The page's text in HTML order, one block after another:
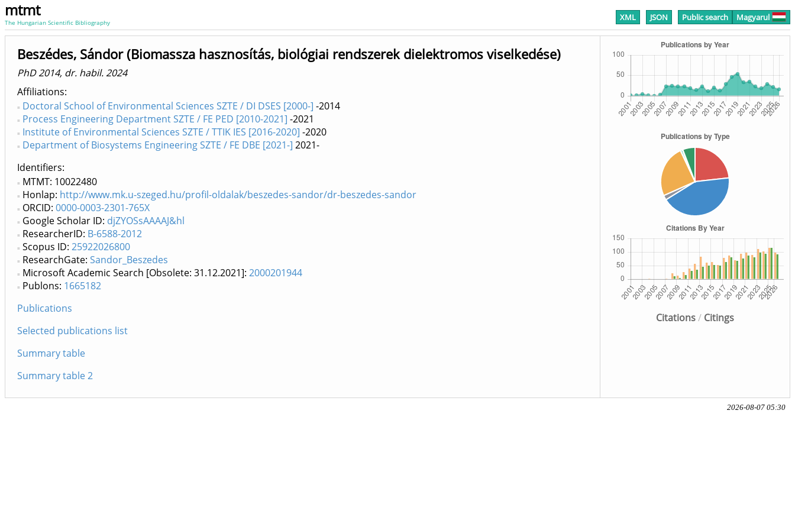
mtmt
The Hungarian Scientific Bibliography XML JSON Public search Magyarul
Citations/ Citings
Beszédes, Sándor (Biomassza hasznosítás, biológiai rendszerek dielektromos viselkedése)
PhD 2014, dr. habil. 2024
Affiliations
Doctoral School of Environmental Sciences SZTE / DI DSES [2000-] -2014
Process Engineering Department SZTE / FE PED [2010-2021] -2021
Institute of Environmental Sciences SZTE / TTIK IES [2016-2020] -2020
Department of Biosystems Engineering SZTE / FE DBE [2021-] 2021-
Identifiers
MTMT: 10022480
Honlap: http://www.mk.u-szeged.hu/profil-oldalak/beszedes-sandor/dr-beszedes-sandor
ORCID: 0000-0003-2301-765X
Google Scholar ID: djZYOSsAAAAJ&hl
ResearcherID: B-6588-2012
Scopus ID: 25922026800
ResearchGate: Sandor_Beszedes
Microsoft Academic Search [Obsolete: 31.12.2021]: 2000201944
Publons: 1665182
Publications
Selected publications list
Summary table
Summary table 2
2026-08-07 05:30